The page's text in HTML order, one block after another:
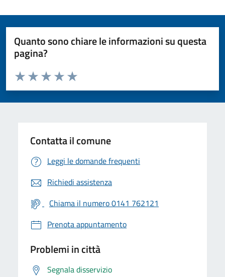
Quanto sono chiare le informazioni su questa
pagina?
Valuta da 1 a 5 stelle la pagina
Valuta 5 stelle su 5
Valuta 4 stelle su 5
Valuta 3 stelle su 5
Valuta 2 stelle su 5
Valuta 1 stelle su 5
Contatta il comune
Leggi le domande frequenti
Richiedi assistenza
Chiama il numero 0141 762121
Prenota appuntamento
Problemi in città
Segnala disservizio